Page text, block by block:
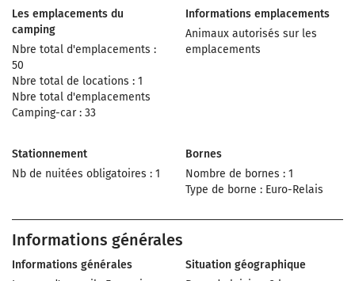
Les emplacements du
camping
Nbre total d'emplacements :
50
Nbre total de locations : 1
Nbre total d'emplacements
Camping-car : 33
Informations emplacements
Animaux autorisés sur les
emplacements
Stationnement
Nb de nuitées obligatoires : 1
Bornes
Nombre de bornes : 1
Type de borne : Euro-Relais
Informations générales
Informations générales
Situation géographique